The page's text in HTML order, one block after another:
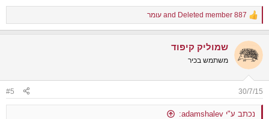
R
e
c
t
i
s
:
Deleted member 887 עומר
שמוליק קיפוד
משתמש בכיר
30/7/15
#5
נכתב ע"י adamshalev: